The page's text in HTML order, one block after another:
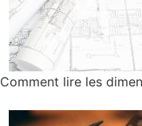
Comment lire les